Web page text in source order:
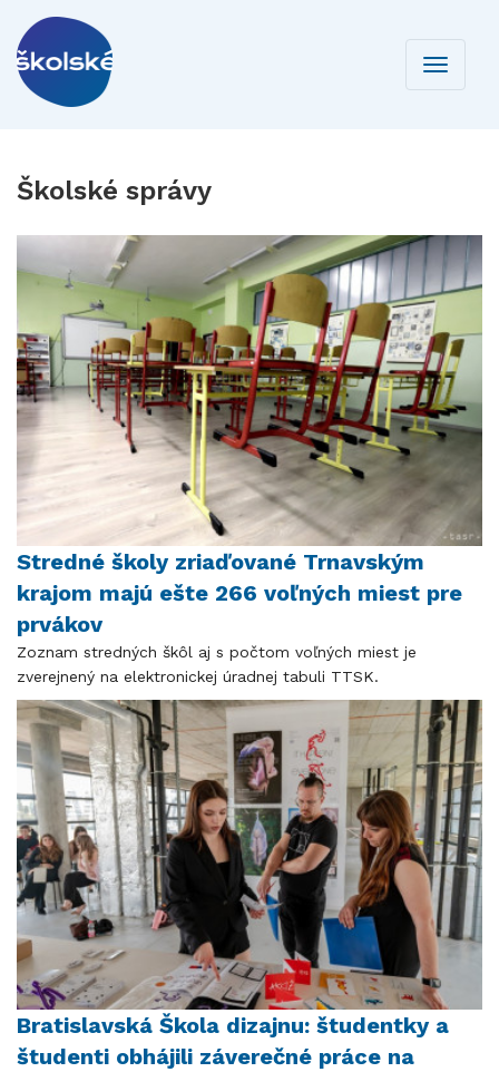
Toggle
Školské správy
Stredné školy zriaďované Trnavským
krajom majú ešte 266 voľných miest pre
prvákov
Zoznam stredných škôl aj s počtom voľných miest je
zverejnený na elektronickej úradnej tabuli TTSK.
Bratislavská Škola dizajnu: študentky a
študenti obhájili záverečné práce na